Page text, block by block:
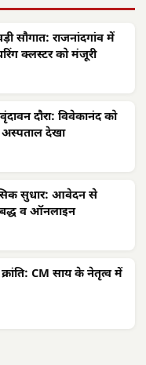
सौगात: राजनांदगांव में
क्लस्टर को मंजूरी
वृंदावन दौरा: विवेकानंद को
अस्पताल देखा
सुधार: आवेदन से
व ऑनलाइन
CM साय के नेतृत्व में